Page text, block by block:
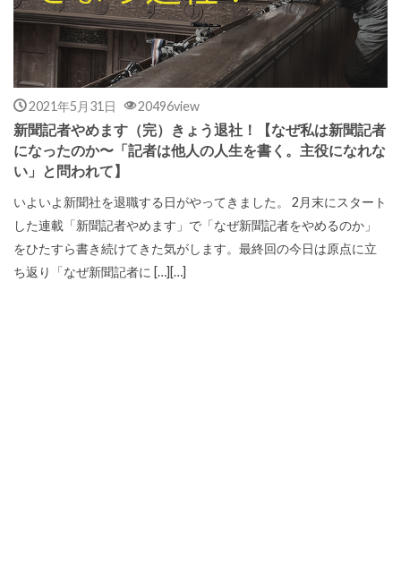
2021年5月31日 20496view
新聞記者やめます（完）きょう退社！【なぜ私は新聞記者
になったのか〜「記者は他人の人生を書く。主役になれな
い」と問われて】
いよいよ新聞社を退職する日がやってきました。 2月末にスタート
した連載「新聞記者やめます」で「なぜ新聞記者をやめるのか」
をひたすら書き続けてきた気がします。最終回の今日は原点に立
ち返り「なぜ新聞記者に […][…]